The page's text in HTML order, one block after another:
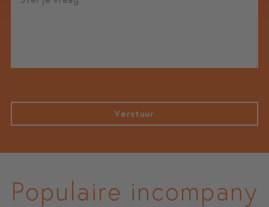
Verstuur
Populaire incompany